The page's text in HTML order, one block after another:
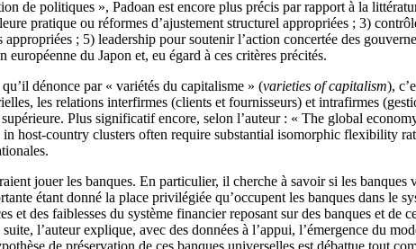
de politiques », Padoan est encore plus précis par rapport à la
pratique ou réformes d’ajustement structurel appropriées ; 3)
; 5) leadership pour soutenir l’action concertée des
du Japon et, eu égard à ces critères précités.
dénonce par « variétés du capitalisme » (varieties of capitalism),
les relations interfirmes (clients et fournisseurs) et intrafirmes
Plus significatif encore, selon l’auteur : « The global
host-country clusters often require substantial isomorphic flexibility
jouer les banques. En particulier, il cherche à savoir si les
étant donné la place privilégiée qu’occupent les banques dans le
et des faiblesses du système financier reposant sur des banques et
l’auteur explique, avec des données à l’appui, l’émergence du
de préservation de ces banques universelles est débattue tout